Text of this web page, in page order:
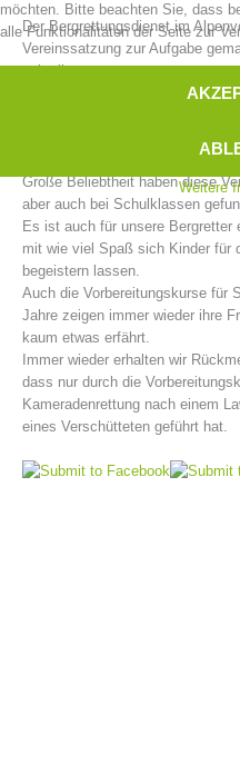
Vereinsgeschichte
Der Bergrettungsdienst im
Vereinssatzung zur Aufgabe
schreiben.
Im Stillen machen die
diverse Kampagnen für das
Große Beliebtheit haben diese
aber auch bei Schulklassen
Es ist auch für unsere Bergretter
mit wie viel Spaß sich Kinder für
begeistern lassen.
Auch die Vorbereitungskurse für
Jahre zeigen immer wieder ihre
kaum etwas erfährt.
Immer wieder erhalten wir
dass nur durch die
Kameradenrettung nach einem
eines Verschütteten geführt hat.
möchten. Bitte beachten Sie, dass
alle Funktionalitäten der Seite zur
Weitere